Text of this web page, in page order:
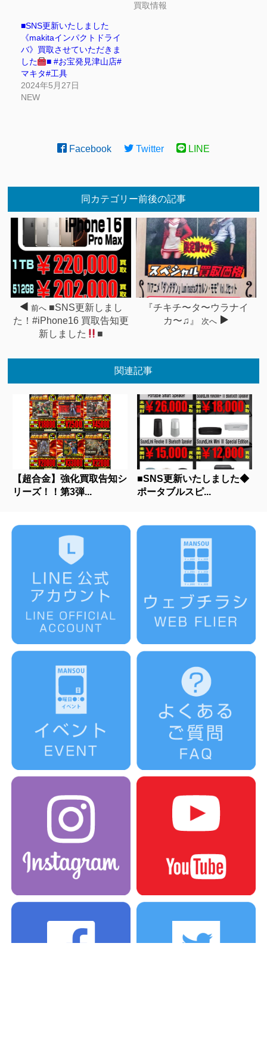
買取情報
■SNS更新いたしました
《makitaインパクトドライ
バ》買取させていただきま
した
■ #お宝発見津山店#
マキタ#工具
2024年5月27日
NEW
Facebook Twitter LINE
同カテゴリー前後の記事
前へ ■SNS更新しまし
た！#iPhone16 買取告知更
新しました
■
『チキチ〜タ〜ウラナイ
カ〜♫』
次へ
関連記事
【超合金】強化買取告知シ
リーズ！！第3弾...
■SNS更新いたしました◆
ポータブルスピ...